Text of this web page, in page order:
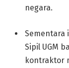
negara.
Sementara
Sipil UGM
kontraktor